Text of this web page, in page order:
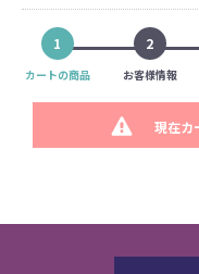
1
カートの商品
2
お客様情報
現在カ